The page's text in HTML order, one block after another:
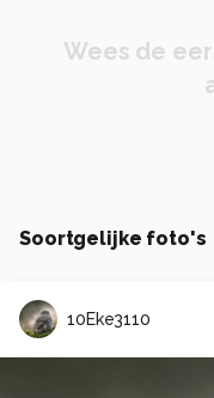
Wees de
Soortgelijke foto's
10Eke3110